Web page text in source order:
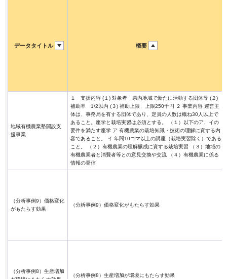
データタイトル 概要
地域有機農業塾開設支
援事業
１ 支援内容 (１) 対象者 県内地域で新たに活動する団体等 (２)
補助率 1/2以内 (３) 補助上限 上限250千円 ２ 事業内容 運営主
体は、事務局を有する団体であり、定員の人数は概ね30人以上で
あること。座学と栽培実習は必須とする。 （１）以下のア、イの
要件を満たす座学 ア 有機農業の栽培知識・技術の理解に資する内
容であること。 イ 年間10コマ以上の講座（栽培実習除く）である
こと。 （２）有機農業の理解醸成に資する栽培実習 （３）地域の
有機農業者と消費者等との意見交換や交流 （４）有機農業に係る
情報の発信
（分析事例9）価格変化
がもたらす効果
（分析事例9）価格変化がもたらす効果
（分析事例8）生産増加
（分析事例8）生産増加が環境にもたらす効果